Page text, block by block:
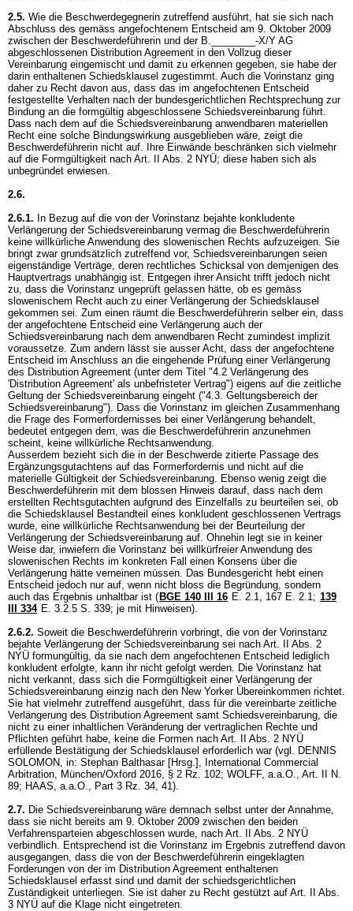
2.5. Wie die Beschwerdegegnerin zutreffend ausführt, hat sie sich nach
Abschluss des gemäss angefochtenem Entscheid am 9. Oktober 2009
zwischen der Beschwerdeführerin und der B.________-X/Y AG
abgeschlossenen Distribution Agreement in den Vollzug dieser
Vereinbarung eingemischt und damit zu erkennen gegeben, sie habe der
darin enthaltenen Schiedsklausel zugestimmt. Auch die Vorinstanz ging
daher zu Recht davon aus, dass das im angefochtenen Entscheid
festgestellte Verhalten nach der bundesgerichtlichen Rechtsprechung zur
Bindung an die formgültig abgeschlossene Schiedsvereinbarung führt.
Dass nach dem auf die Schiedsvereinbarung anwendbaren materiellen
Recht eine solche Bindungswirkung ausgeblieben wäre, zeigt die
Beschwerdeführerin nicht auf. Ihre Einwände beschränken sich vielmehr
auf die Formgültigkeit nach Art. II Abs. 2 NYÜ; diese haben sich als
unbegründet erwiesen.
2.6.
2.6.1. In Bezug auf die von der Vorinstanz bejahte konkludente
Verlängerung der Schiedsvereinbarung vermag die Beschwerdeführerin
keine willkürliche Anwendung des slowenischen Rechts aufzuzeigen. Sie
bringt zwar grundsätzlich zutreffend vor, Schiedsvereinbarungen seien
eigenständige Verträge, deren rechtliches Schicksal von demjenigen des
Hauptvertrags unabhängig ist. Entgegen ihrer Ansicht trifft jedoch nicht
zu, dass die Vorinstanz ungeprüft gelassen hätte, ob es gemäss
slowenischem Recht auch zu einer Verlängerung der Schiedsklausel
gekommen sei. Zum einen räumt die Beschwerdeführerin selber ein, dass
der angefochtene Entscheid eine Verlängerung auch der
Schiedsvereinbarung nach dem anwendbaren Recht zumindest implizit
voraussetze. Zum andern lässt sie ausser Acht, dass der angefochtene
Entscheid im Anschluss an die eingehende Prüfung einer Verlängerung
des Distribution Agreement (unter dem Titel "4.2 Verlängerung des
'Distribution Agreement' als unbefristeter Vertrag") eigens auf die zeitliche
Geltung der Schiedsvereinbarung eingeht ("4.3. Geltungsbereich der
Schiedsvereinbarung"). Dass die Vorinstanz im gleichen Zusammenhang
die Frage des Formerfordernisses bei einer Verlängerung behandelt,
bedeutet entgegen dem, was die Beschwerdeführerin anzunehmen
scheint, keine willkürliche Rechtsanwendung.
Ausserdem bezieht sich die in der Beschwerde zitierte Passage des
Ergänzungsgutachtens auf das Formerfordernis und nicht auf die
materielle Gültigkeit der Schiedsvereinbarung. Ebenso wenig zeigt die
Beschwerdeführerin mit dem blossen Hinweis darauf, dass nach dem
erstellten Rechtsgutachten aufgrund des Einzelfalls zu beurteilen sei, ob
die Schiedsklausel Bestandteil eines konkludent geschlossenen Vertrags
wurde, eine willkürliche Rechtsanwendung bei der Beurteilung der
Verlängerung der Schiedsvereinbarung auf. Ohnehin legt sie in keiner
Weise dar, inwiefern die Vorinstanz bei willkürfreier Anwendung des
slowenischen Rechts im konkreten Fall einen Konsens über die
Verlängerung hätte verneinen müssen. Das Bundesgericht hebt einen
Entscheid jedoch nur auf, wenn nicht bloss die Begründung, sondern
auch das Ergebnis unhaltbar ist ( BGE 140 III 16 E. 2.1, 167 E. 2.1; 139
III 334 E. 3.2.5 S. 339; je mit Hinweisen).
2.6.2. Soweit die Beschwerdeführerin vorbringt, die von der Vorinstanz
bejahte Verlängerung der Schiedsvereinbarung sei nach Art. II Abs. 2
NYÜ formungültig, da sie nach dem angefochtenen Entscheid lediglich
konkludent erfolgte, kann ihr nicht gefolgt werden. Die Vorinstanz hat
nicht verkannt, dass sich die Formgültigkeit einer Verlängerung der
Schiedsvereinbarung einzig nach den New Yorker Übereinkommen richtet.
Sie hat vielmehr zutreffend ausgeführt, dass für die vereinbarte zeitliche
Verlängerung des Distribution Agreement samt Schiedsvereinbarung, die
nicht zu einer inhaltlichen Veränderung der vertraglichen Rechte und
Pflichten geführt habe, keine die Formen nach Art. II Abs. 2 NYÜ
erfüllende Bestätigung der Schiedsklausel erforderlich war (vgl. DENNIS
SOLOMON, in: Stephan Balthasar [Hrsg.], International Commercial
Arbitration, München/Oxford 2016, § 2 Rz. 102; WOLFF, a.a.O., Art. II N.
89; HAAS, a.a.O., Part 3 Rz. 34, 41).
2.7. Die Schiedsvereinbarung wäre demnach selbst unter der Annahme,
dass sie nicht bereits am 9. Oktober 2009 zwischen den beiden
Verfahrensparteien abgeschlossen wurde, nach Art. II Abs. 2 NYÜ
verbindlich. Entsprechend ist die Vorinstanz im Ergebnis zutreffend davon
ausgegangen, dass die von der Beschwerdeführerin eingeklagten
Forderungen von der im Distribution Agreement enthaltenen
Schiedsklausel erfasst sind und damit der schiedsgerichtlichen
Zuständigkeit unterliegen. Sie ist daher zu Recht gestützt auf Art. II Abs.
3 NYÜ auf die Klage nicht eingetreten.